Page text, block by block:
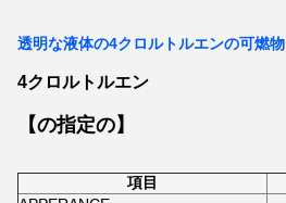
透明な液体の4クロルトルエンの可燃物
4クロルトルエン
【の指定の】
項目